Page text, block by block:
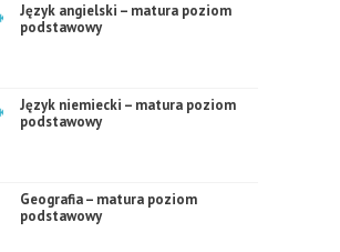
Język angielski – matura poziom
podstawowy
Język niemiecki – matura poziom
podstawowy
Geografia – matura poziom
podstawowy